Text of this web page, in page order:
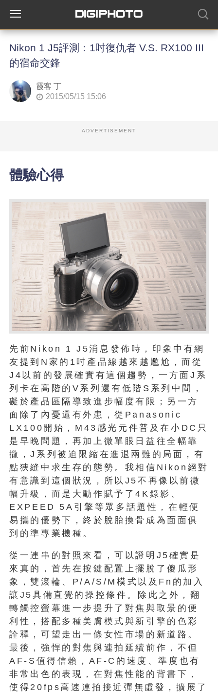
Nikon 1 J5評測：1吋復仇者 V.S. RX100 III
的宿命交鋒
霞客 丁
2015/05/15 15:06
ADVERTISEMENT
體驗心得
先前Nikon 1 J5消息發佈時，印象中有網
友提到N家的1吋產品線越來越尷尬，而從
J4以前的發展確實有這個趨勢，一方面J系
列卡在高階的V系列還有低階S系列中間，
礙於產品區隔導致進步幅度有限；另一方
面除了內憂還有外患，從Panasonic
LX100開始，M43感光元件普及在小DC只
是早晚問題，再加上微單眼日益往全幅靠
攏，J系列被迫限縮在進退兩難的局面，有
點狹縫中求生存的態勢。我相信Nikon絕對
有意識到這個狀況，所以J5不再像以前微
幅升級，而是大動作賦予了4K錄影、
EXPEED 5A引擎等眾多話題性，在輕便
易攜的優勢下，終於脫胎換骨成為面面俱
到的準專業機種。
從一連串的對照來看，可以證明J5確實是
來真的，首先在按鍵配置上擺脫了傻瓜形
象，雙滾輪、P/A/S/M模式以及Fn的加入
讓J5具備直覺的操控條件。除此之外，翻
轉觸控螢幕進一步提升了對焦與取景的便
利性，搭配多種美膚模式與新引擎的色彩
詮釋，可望走出一條女性市場的新道路。
最後，強悍的對焦與連拍延續前作，不但
AF-S值得信賴，AF-C的速度、準度也有
非常出色的表現，在對焦性能的背書下，
使得20fps高速連拍接近彈無虛發，擴展了